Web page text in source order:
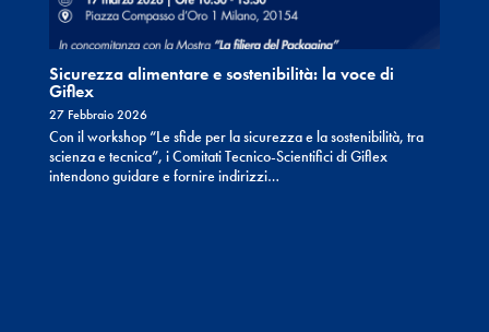
Sicurezza alimentare e sostenibilità: la voce di
Giflex
27 Febbraio 2026
Con il workshop “Le sfide per la sicurezza e la sostenibilità, tra
scienza e tecnica”, i Comitati Tecnico-Scientifici di Giflex
intendono guidare e fornire indirizzi…